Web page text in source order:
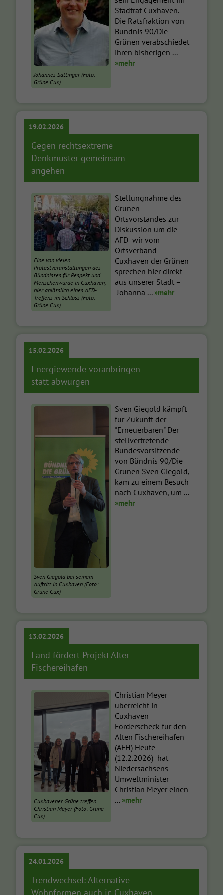
Johannes Sattinger (Foto:
Grüne Cux)
Stadtrat Cuxhaven.
Die Ratsfraktion von
Bündnis 90/Die
Grünen verabschiedet
ihren bisherigen ...
»mehr
19.02.2026
Gegen rechtsextreme
Denkmuster gemeinsam
angehen
Eine von vielen
Protestveranstaltungen des
Bündnisses für Respekt und
Menschenwürde in Cuxhaven,
hier anlässlich eines AFD-
Treffens im Schloss (Foto:
Grüne Cux).
Stellungnahme des
Grünen
Ortsvorstandes zur
Diskussion um die
AFD wir vom
Ortsverband
Cuxhaven der Grünen
sprechen hier direkt
aus unserer Stadt –
Johanna ... »mehr
15.02.2026
Energiewende voranbringen
statt abwürgen
Sven Giegold bei seinem
Auftritt in Cuxhaven (Foto:
Grüne Cux)
Sven Giegold kämpft
für Zukunft der
"Erneuerbaren" Der
stellvertretende
Bundesvorsitzende
von Bündnis 90/Die
Grünen Sven Giegold,
kam zu einem Besuch
nach Cuxhaven, um ...
»mehr
13.02.2026
Land fördert Projekt Alter
Fischereihafen
Cuxhavener Grüne treffen
Christian Meyer (Foto: Grüne
Cux)
Christian Meyer
überreicht in
Cuxhaven
Förderscheck für den
Alten Fischereihafen
(AFH) Heute
(12.2.2026) hat
Niedersachsens
Umweltminister
Christian Meyer einen
... »mehr
24.01.2026
Trendwechsel: Alternative
Wohnformen auch in Cuxhaven